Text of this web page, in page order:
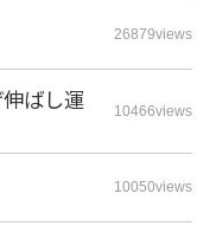
26879views
ばし運
10466views
10050views